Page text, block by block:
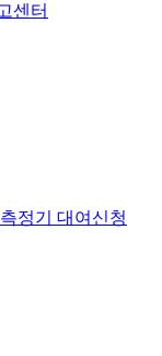
센터
정기 대여신청